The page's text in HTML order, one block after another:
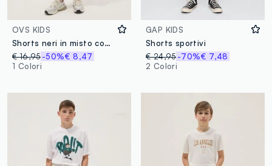
OVS KIDS
Shorts neri in misto cotone da ragazzo comfort fit con vita elastica
€ 16,95-50%€ 8,47
1 Colori
GAP KIDS
Shorts sportivi
€ 24,95 -70%€ 7,48
2 Colori